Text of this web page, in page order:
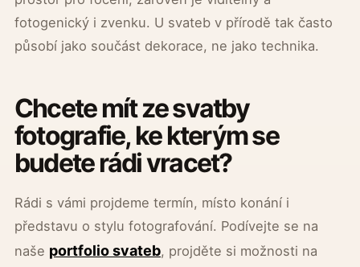
fotogenický i zvenku. U svateb v přírodě tak často
působí jako součást dekorace, ne jako technika.
Chcete mít ze svatby
fotografie, ke kterým se
budete rádi vracet?
Rádi s vámi projdeme termín, místo konání i
představu o stylu fotografování. Podívejte se na
naše portfolio svateb, projděte si možnosti na